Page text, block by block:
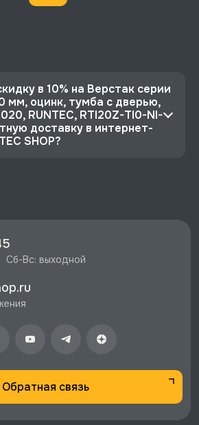
P16-5005(7035)
в 10% на Верстак серии
мм, оцинк, тумба с дверью,
RUNTEC, RTI20Z-TI0-NI-
доставку в интернет-
SHOP?
TI0-NI-3020 со скидкой -
РФ, если она меньше 10%
Сб-Вс: выходной
Обратная связь